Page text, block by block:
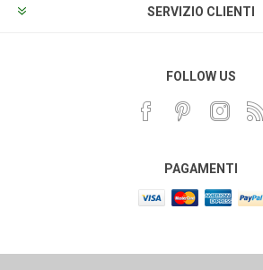
SERVIZIO CLIENTI
FOLLOW US
PAGAMENTI